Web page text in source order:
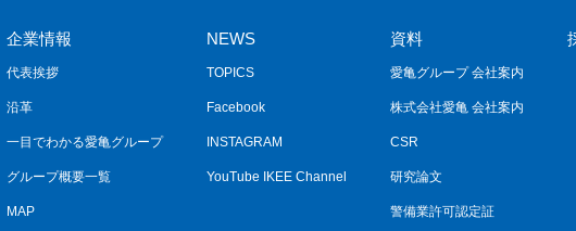
企業情報
代表挨拶
沿革
一目でわかる愛亀グループ
グループ概要一覧
MAP
NEWS
TOPICS
Facebook
INSTAGRAM
YouTube IKEE Channel
資料
愛亀グループ 会社案内
株式会社愛亀 会社案内
CSR
研究論文
警備業許可認定証